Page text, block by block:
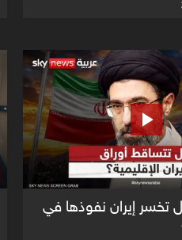
تخسر إيران نفوذها في